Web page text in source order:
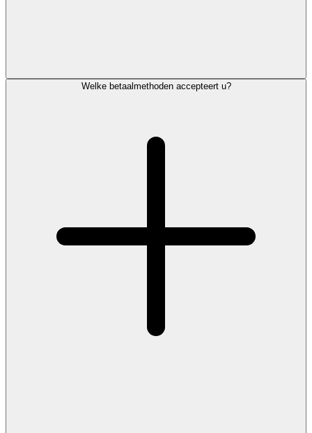
Welke betaalmethoden accepteert u?